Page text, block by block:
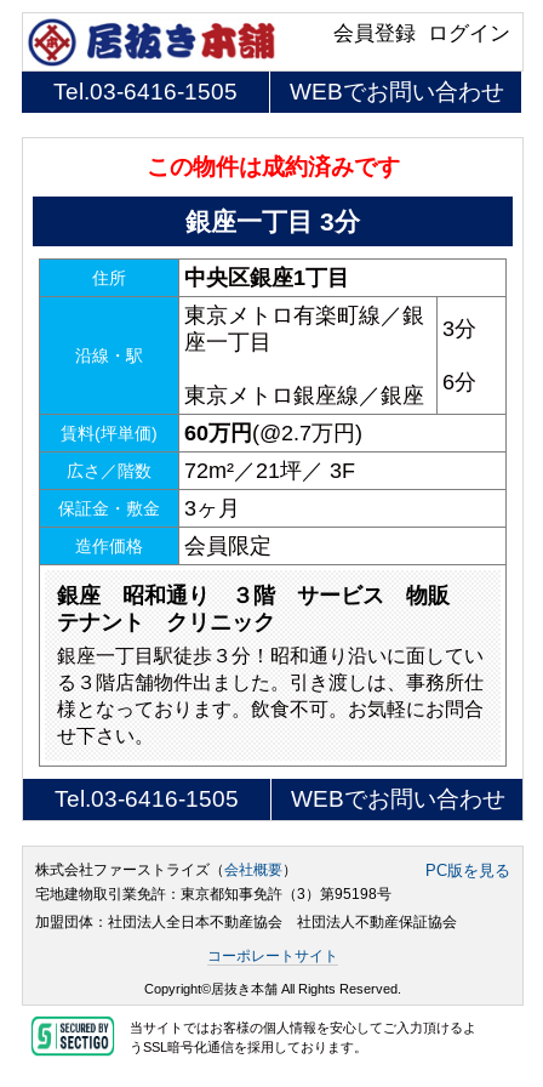
ログイン
会員登録
Tel.03-6416-1505 WEBでお問い合わせ
この物件は成約済みです
銀座一丁目 3分
住所 中央区銀座1丁目
沿線・駅
東京メトロ有楽町線／銀
座一丁目
東京メトロ銀座線／銀座
3分
6分
賃料(坪単価) 60万円 (@2.7万円)
広さ／階数 72m²／21坪／ 3F
保証金・敷金 3ヶ月
造作価格 会員限定
銀座 昭和通り ３階 サービス 物販
テナント クリニック
銀座一丁目駅徒歩３分！昭和通り沿いに面してい
る３階店舗物件出ました。引き渡しは、事務所仕
様となっております。飲食不可。お気軽にお問合
せ下さい。
Tel.03-6416-1505 WEBでお問い合わせ
株式会社ファーストライズ（会社概要） PC版を見る
宅地建物取引業免許：東京都知事免許（3）第95198号
加盟団体：社団法人全日本不動産協会 社団法人不動産保証協会
コーポレートサイト
Copyright©居抜き本舗 All Rights Reserved.
当サイトではお客様の個人情報を安心してご入力頂けるよ
うSSL暗号化通信を採用しております。